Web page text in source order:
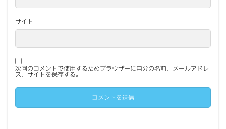
サイト
次回のコメントで使用するためブラウザーに自分の名前、メールアドレ
ス、サイトを保存する。